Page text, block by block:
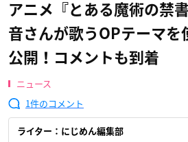
アニメ『とある魔術の禁
音さんが歌うOPテーマを
公開！コメントも到着
ニュース
1
ライター：にじめん編集部